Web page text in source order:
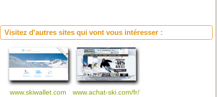
Visitez d'autres sites qui vont vous intéresser :
www.skiwallet.com www.achat-ski.com/fr/